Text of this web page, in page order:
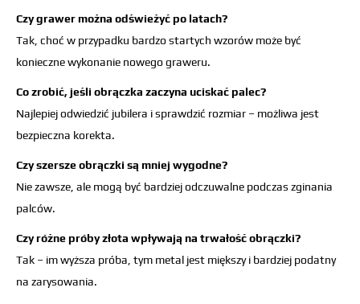
Czy grawer można odświeżyć po latach?
Tak, choć w przypadku bardzo startych wzorów może być
konieczne wykonanie nowego graweru.
Co zrobić, jeśli obrączka zaczyna uciskać palec?
Najlepiej odwiedzić jubilera i sprawdzić rozmiar – możliwa jest
bezpieczna korekta.
Czy szersze obrączki są mniej wygodne?
Nie zawsze, ale mogą być bardziej odczuwalne podczas zginania
palców.
Czy różne próby złota wpływają na trwałość obrączki?
Tak – im wyższa próba, tym metal jest miększy i bardziej podatny
na zarysowania.